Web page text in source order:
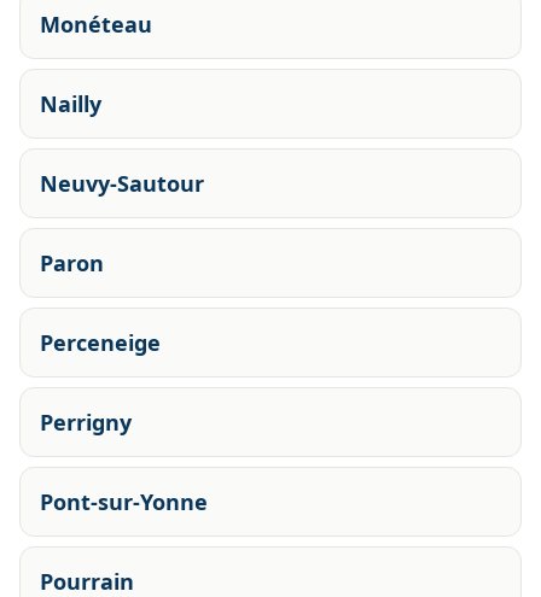
Monéteau
Nailly
Neuvy-Sautour
Paron
Perceneige
Perrigny
Pont-sur-Yonne
Pourrain